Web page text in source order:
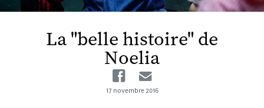
La "belle histoire" de
Noelia
Facebook
17 novembre 2016